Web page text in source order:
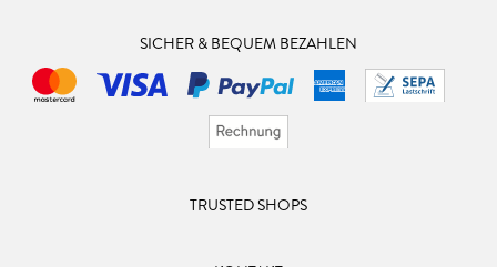
SICHER & BEQUEM BEZAHLEN
TRUSTED SHOPS